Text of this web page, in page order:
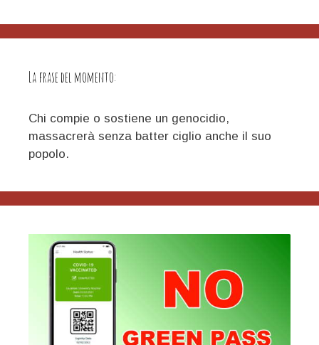
La frase del momento:
Chi compie o sostiene un genocidio,
massacrerà senza batter ciglio anche il suo
popolo.